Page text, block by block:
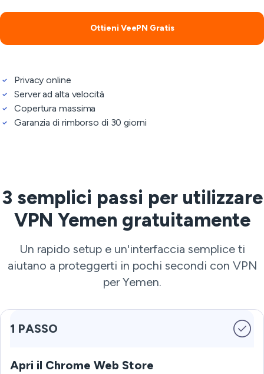
Ottieni VeePN Gratis
Privacy online
Server ad alta velocità
Copertura massima
Garanzia di rimborso di 30 giorni
3 semplici passi per utilizzare
VPN Yemen gratuitamente
Un rapido setup e un'interfaccia semplice ti
aiutano a proteggerti in pochi secondi con VPN
per Yemen.
1 PASSO
Apri il Chrome Web Store